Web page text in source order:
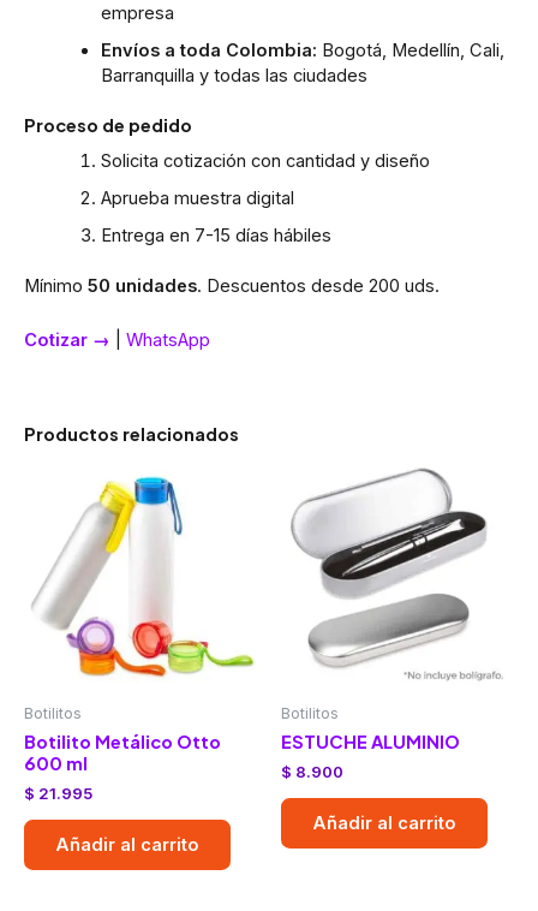
empresa
Envíos a toda Colombia: Bogotá, Medellín, Cali,
Barranquilla y todas las ciudades
Proceso de pedido
Solicita cotización con cantidad y diseño
Aprueba muestra digital
Entrega en 7-15 días hábiles
Mínimo 50 unidades. Descuentos desde 200 uds.
Cotizar → WhatsApp
Productos relacionados
Botilitos
Botilito Metálico Otto
600 ml
$ 21.995
Añadir al carrito
Botilitos
ESTUCHE ALUMINIO
$ 8.900
Añadir al carrito